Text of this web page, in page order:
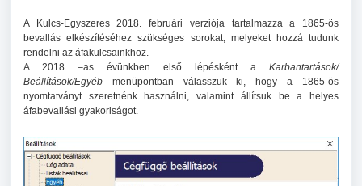
A Kulcs-Egyszeres 2018. februári verziója tartalmazza a 1865-ös
bevallás elkészítéséhez szükséges sorokat, melyeket hozzá tudunk
rendelni az áfakulcsainkhoz.
A 2018 –as évünkben első lépésként a Karbantartások/
Beállítások/Egyéb menüpontban válasszuk ki, hogy a 1865-ös
nyomtatványt szeretnénk használni, valamint állítsuk be a helyes
áfabevallási gyakoriságot.